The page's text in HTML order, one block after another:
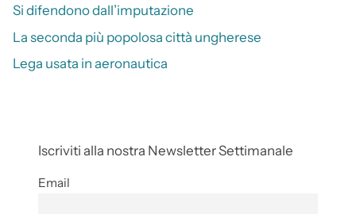
Si difendono dall’imputazione
La seconda più popolosa città ungherese
Lega usata in aeronautica
Iscriviti alla nostra Newsletter Settimanale
Email